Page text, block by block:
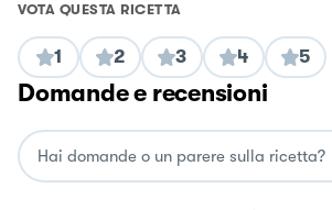
VOTA QUESTA RICETTA
1 2 3 4 5
Domande e recensioni